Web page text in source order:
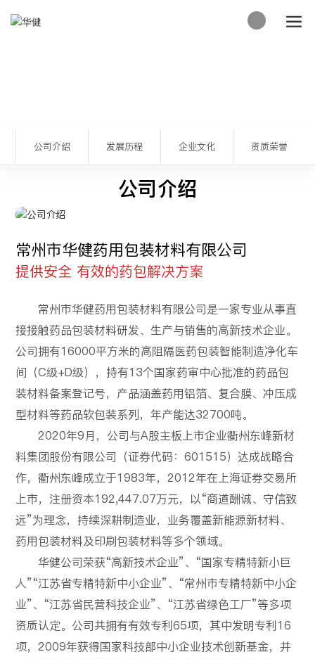
公司介绍 发展历程 企业文化 资质荣誉
公司介绍
常州市华健药用包装材料有限公司
提供安全 有效的药包解决方案
常州市华健药用包装材料有限公司是一家专业从事直
接接触药品包装材料研发、生产与销售的高新技术企业。
公司拥有16000平方米的高阻隔医药包装智能制造净化车
间（C级+D级），持有13个国家药审中心批准的药品包
装材料备案登记号，产品涵盖药用铝箔、复合膜、冲压成
型材料等药品软包装系列，年产能达32700吨。
2020年9月，公司与A股主板上市企业衢州东峰新材
料集团股份有限公司（证券代码：601515）达成战略合
作，衢州东峰成立于1983年，2012年在上海证券交易所
上市，注册资本192,447.07万元，以“商道酬诚、守信致
远”为理念，持续深耕制造业，业务覆盖新能源新材料、
药用包装材料及印刷包装材料等多个领域。
华健公司荣获“高新技术企业”、“国家专精特新小巨
人”“江苏省专精特新中小企业”、“常州市专精特新中小企
业”、“江苏省民营科技企业”、“江苏省绿色工厂”等多项
资质认定。公司共拥有有效专利65项，其中发明专利16
项，2009年获得国家科技部中小企业技术创新基金，并